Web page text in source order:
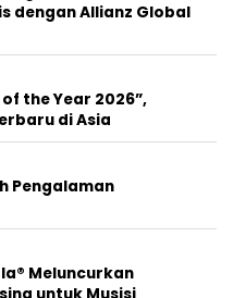
dengan Allianz Global
the Year 2026”,
di Asia
Pengalaman
Meluncurkan